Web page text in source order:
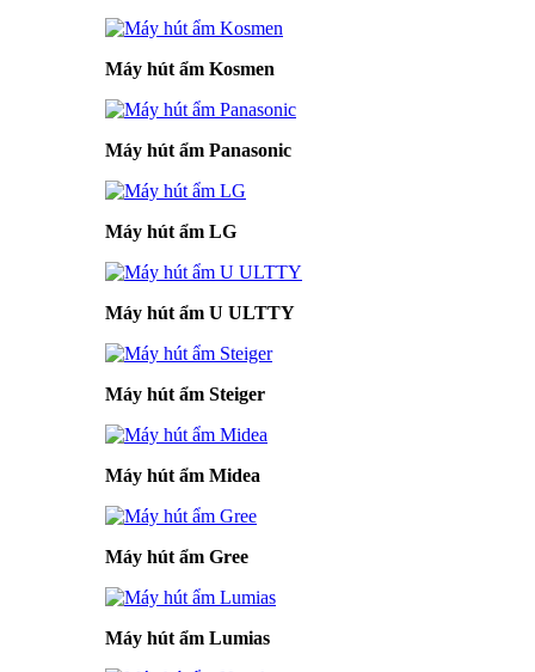
Máy hút ẩm Kosmen
Máy hút ẩm Panasonic
Máy hút ẩm LG
Máy hút ẩm U ULTTY
Máy hút ẩm Steiger
Máy hút ẩm Midea
Máy hút ẩm Gree
Máy hút ẩm Lumias